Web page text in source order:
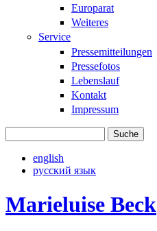
Europarat
Weiteres
Service
Pressemitteilungen
Pressefotos
Lebenslauf
Kontakt
Impressum
english
русский язык
Marieluise Beck